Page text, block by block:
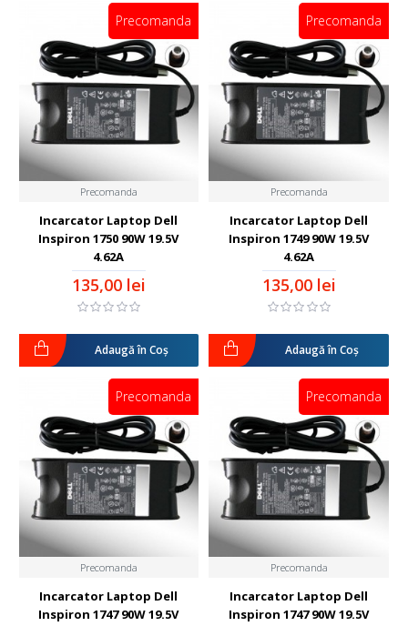
Precomanda
Precomanda
Incarcator Laptop Dell
Inspiron 1750 90W 19.5V
4.62A
135,00 lei
Adaugă în Coş
Precomanda
Precomanda
Incarcator Laptop Dell
Inspiron 1749 90W 19.5V
4.62A
135,00 lei
Adaugă în Coş
Precomanda
Precomanda
Incarcator Laptop Dell
Inspiron 1747 90W 19.5V
Precomanda
Precomanda
Incarcator Laptop Dell
Inspiron 1747 90W 19.5V